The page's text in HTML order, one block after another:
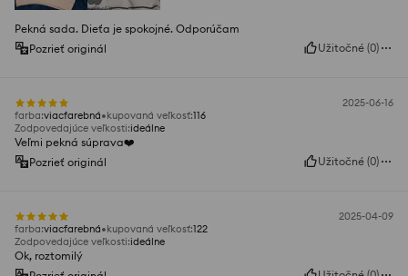
Pekná sada. Dieťa je spokojné. Odporúčam
Pozrieť originál
Užitočné (0)
2025-06-16
farba:viacfarebná kupovaná veľkosť:116
Zodpovedajúce veľkosti:ideálne
Veľmi pekná súprava❤️
Pozrieť originál
Užitočné (0)
2025-04-09
farba:viacfarebná kupovaná veľkosť:122
Zodpovedajúce veľkosti:ideálne
Ok, roztomilý